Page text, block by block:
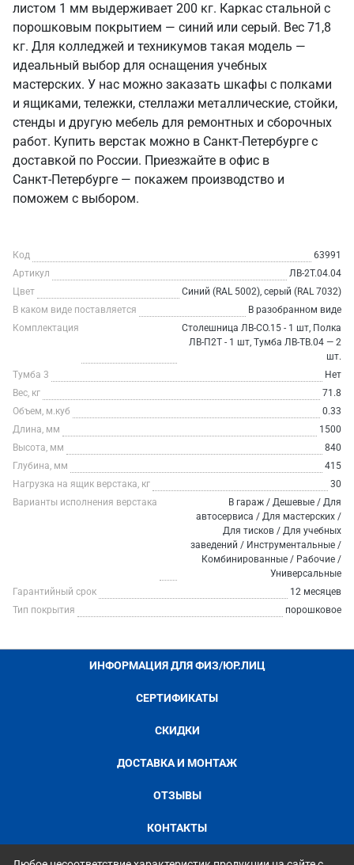
листом 1 мм выдерживает 200 кг. Каркас стальной с
порошковым покрытием — синий или серый. Вес 71,8
кг. Для колледжей и техникумов такая модель —
идеальный выбор для оснащения учебных
мастерских. У нас можно заказать шкафы с полками
и ящиками, тележки, стеллажи металлические, стойки,
стенды и другую мебель для ремонтных и сборочных
работ. Купить верстак можно в Санкт‑Петербурге с
доставкой по России. Приезжайте в офис в
Санкт‑Петербурге — покажем производство и
поможем с выбором.
Код
63991
Артикул
ЛВ-2Т.04.04
Цвет
Синий (RAL 5002), серый (RAL 7032)
В каком виде поставляется
В разобранном виде
Комплектация
Столешница ЛВ-СО.15 - 1 шт, Полка
ЛВ-П2Т - 1 шт, Тумба ЛВ-ТВ.04 — 2
шт.
Тумба 3
Нет
Вес, кг
71.8
Объем, м.куб
0.33
Длина, мм
1500
Высота, мм
840
Глубина, мм
415
Нагрузка на ящик верстака, кг
30
Варианты исполнения верстака
В гараж / Дешевые / Для
автосервиса / Для мастерских /
Для тисков / Для учебных
заведений / Инструментальные /
Комбинированные / Рабочие /
Универсальные
Гарантийный срок
12 месяцев
Тип покрытия
порошковое
ИНФОРМАЦИЯ ДЛЯ ФИЗ/ЮР.ЛИЦ
СЕРТИФИКАТЫ
СКИДКИ
ДОСТАВКА И МОНТАЖ
ОТЗЫВЫ
КОНТАКТЫ